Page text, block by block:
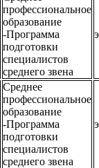
профессиональное
образование
-Программа
подготовки
специалистов
среднего звена
Среднее
профессиональное
образование
-Программа
подготовки
специалистов
среднего звена